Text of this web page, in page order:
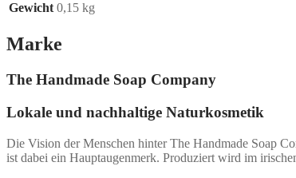
Gewicht 0,15 kg
Marke
The Handmade Soap Company
Lokale und nachhaltige Naturkosmetik
Die Vision der Menschen hinter The Handmade Soap
ist dabei ein Hauptaugenmerk. Produziert wird im